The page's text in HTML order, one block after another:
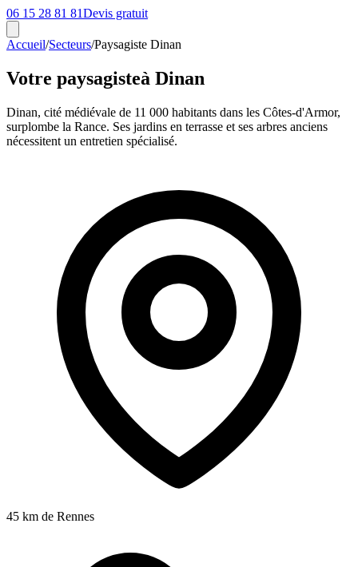
06 15 28 81 81Devis gratuit
Accueil/Secteurs/Paysagiste Dinan
Votre paysagisteà Dinan
Dinan, cité médiévale de 11 000 habitants dans les Côtes-d'Armor,
surplombe la Rance. Ses jardins en terrasse et ses arbres anciens
nécessitent un entretien spécialisé.
45 km de Rennes